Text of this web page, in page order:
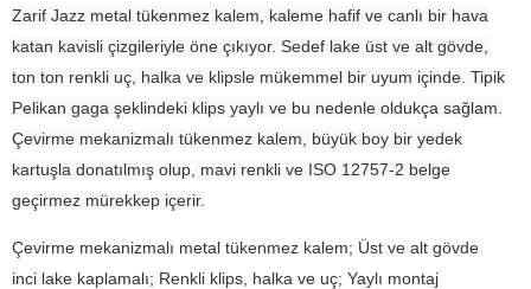
Zarif Jazz metal tükenmez kalem, kaleme hafif ve canlı bir hava
katan kavisli çizgileriyle öne çıkıyor. Sedef lake üst ve alt gövde,
ton ton renkli uç, halka ve klipsle mükemmel bir uyum içinde. Tipik
Pelikan gaga şeklindeki klips yaylı ve bu nedenle oldukça sağlam.
Çevirme mekanizmalı tükenmez kalem, büyük boy bir yedek
kartuşla donatılmış olup, mavi renkli ve ISO 12757-2 belge
geçirmez mürekkep içerir.
Çevirme mekanizmalı metal tükenmez kalem; Üst ve alt gövde
inci lake kaplamalı; Renkli klips, halka ve uç; Yaylı montaj